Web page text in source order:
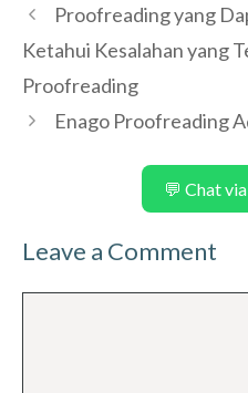
Proofreading yang
Ketahui Kesalahan yang
Proofreading
Enago Proofreading
💬 Chat
Leave a Comment